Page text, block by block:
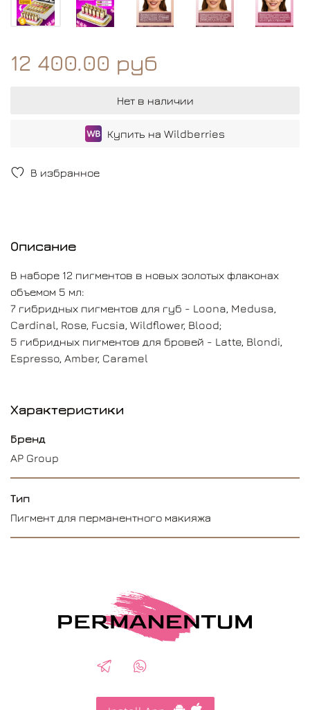
В избранное
12 400.00 руб
Нет в наличии
Купить на Wildberries
Описание
В наборе 12 пигментов в новых золотых флаконах
объемом 5 мл:
7 гибридных пигментов для губ - Loona, Medusa,
Cardinal, Rose, Fucsia, Wildflower, Blood;
5 гибридных пигментов для бровей - Latte, Blondi,
Espresso, Amber, Caramel
Характеристики
Бренд
AP Group
Тип
Пигмент для перманентного макияжа